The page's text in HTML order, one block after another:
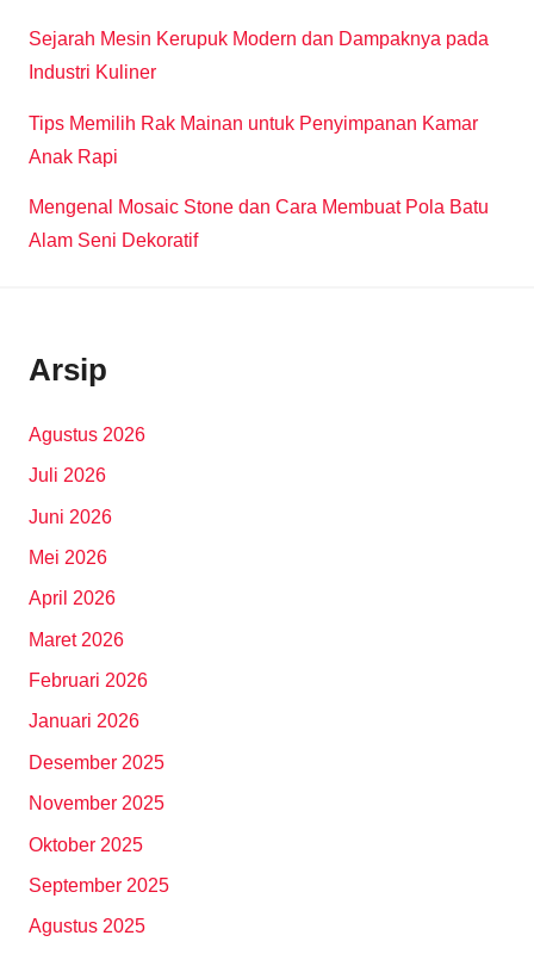
Sejarah Mesin Kerupuk Modern dan Dampaknya pada
Industri Kuliner
Tips Memilih Rak Mainan untuk Penyimpanan Kamar
Anak Rapi
Mengenal Mosaic Stone dan Cara Membuat Pola Batu
Alam Seni Dekoratif
Arsip
Agustus 2026
Juli 2026
Juni 2026
Mei 2026
April 2026
Maret 2026
Februari 2026
Januari 2026
Desember 2025
November 2025
Oktober 2025
September 2025
Agustus 2025